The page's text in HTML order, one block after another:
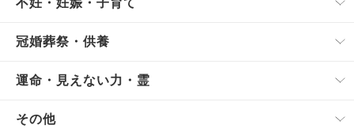
不妊・妊娠・子育て
冠婚葬祭・供養
運命・見えない力・霊
その他